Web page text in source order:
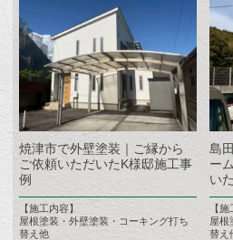
焼津市で外壁塗装｜ご縁から
ご依頼いただいたK様邸施工事
例
【施工内容】
屋根塗装・外壁塗装・コーキング打ち
替え他
島
ー
い
【施
屋根
替え